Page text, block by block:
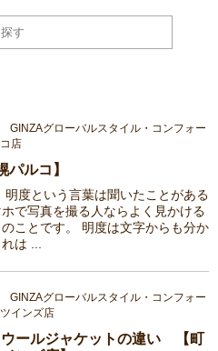
グローバルスタイル・コンフォー
店
ルコ】
度という言葉は聞いたことがある
で写真を撮る人ならよく見かける
ことです。 明度は文字からも分か
は ...
グローバルスタイル・コンフォー
インズ店
ウールジャケットの違い 【町